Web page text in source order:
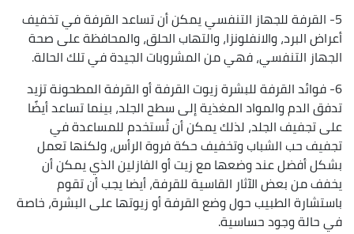
5- القرفة للجهاز التنفسي يمكن أن تساعد القرفة في تخفيف
أعراض البرد، والانفلونزا، والتهاب الحلق، والمحافظة على صحة
الجهاز التنفسي، فهي من المشروبات الجيدة في تلك الحالة.
6- فوائد القرفة للبشرة زيوت القرفة أو القرفة المطحونة تزيد
تدفق الدم والمواد المغذية إلى سطح الجلد، بينما تساعد أيضًا
على تجفيف الجلد، لذلك يمكن أن تُستخدم للمساعدة في
تجفيف حب الشباب وتخفيف حكة فروة الرأس، ولكنها تعمل
بشكل أفضل عند وضعها مع زيت أو الفازلين الذي يمكن أن
يخفف من بعض الآثار القاسية للقرفة، أيضا يجب أن تقوم
باستشارة الطبيب حول وضع القرفة أو زيوتها على البشرة، خاصة
في حالة وجود حساسية.